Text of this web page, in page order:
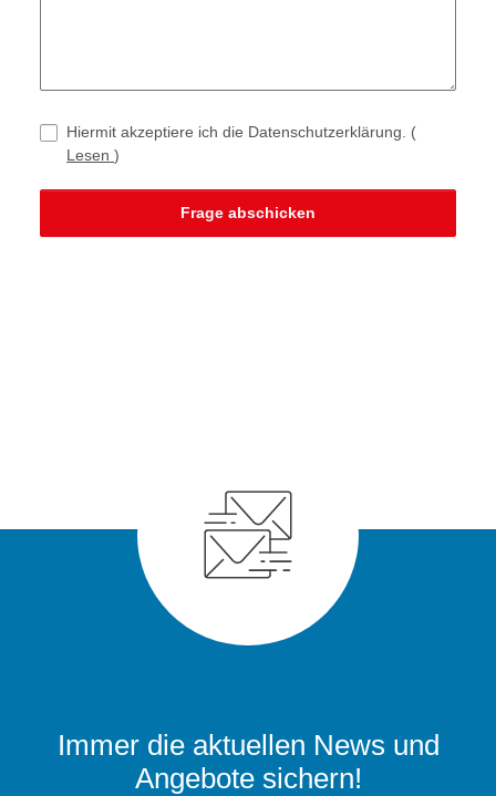
Hiermit akzeptiere ich die Datenschutzerklärung. (
Lesen )
Frage abschicken
Immer die aktuellen News und
Angebote sichern!